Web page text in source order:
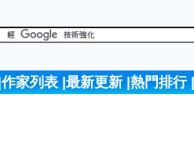
|作家列表| 最新更新| 熱門排行|